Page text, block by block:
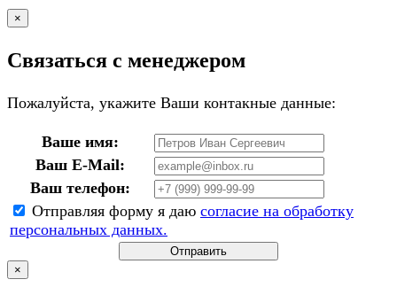
×
Связаться с менеджером
Пожалуйста, укажите Ваши контакные данные:
Ваше имя:
Ваш E-Mail:
Ваш телефон:
Отправляя форму я даю согласие на обработку
персональных данных.
Отправить
×